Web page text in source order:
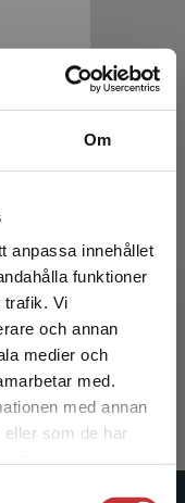
Om
anpassa innehållet
funktioner
trafik. Vi
och annan
medier och
med.
med annan
som de har
Sverige.
Sverige. För
hälsa
M